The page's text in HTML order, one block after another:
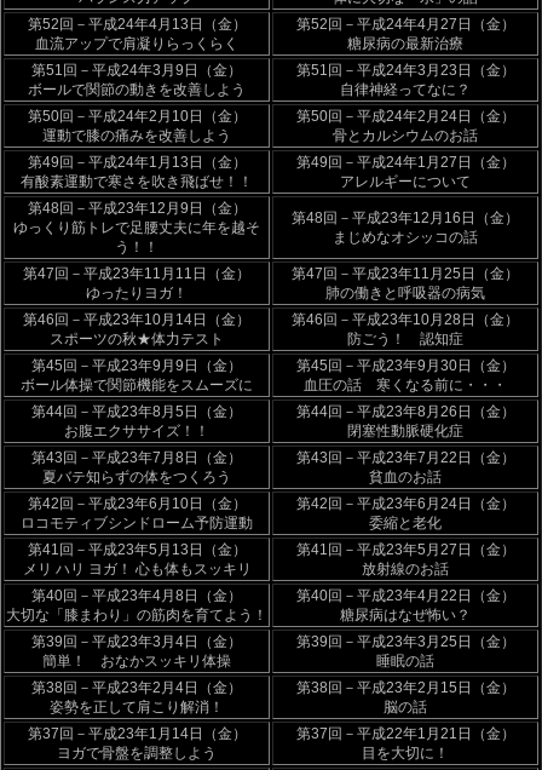
第52回－平成24年4月13日（金）
血流アップで肩凝りらっくらく
第52回－平成24年4月27日（金）
糖尿病の最新治療
第51回－平成24年3月9日（金）
ボールで関節の動きを改善しよう
第51回－平成24年3月23日（金）
自律神経ってなに？
第50回－平成24年2月10日（金）
運動で膝の痛みを改善しよう
第50回－平成24年2月24日（金）
骨とカルシウムのお話
第49回－平成24年1月13日（金）
有酸素運動で寒さを吹き飛ばせ！！
第49回－平成24年1月27日（金）
アレルギーについて
第48回－平成23年12月9日（金）
ゆっくり筋トレで足腰丈夫に年を越そ
う！！
第48回－平成23年12月16日（金）
まじめなオシッコの話
第47回－平成23年11月11日（金）
ゆったりヨガ！
第47回－平成23年11月25日（金）
肺の働きと呼吸器の病気
第46回－平成23年10月14日（金）
スポーツの秋★体力テスト
第46回－平成23年10月28日（金）
防ごう！ 認知症
第45回－平成23年9月9日（金）
ボール体操で関節機能をスムーズに
第45回－平成23年9月30日（金）
血圧の話 寒くなる前に・・・
第44回－平成23年8月5日（金）
お腹エクササイズ！！
第44回－平成23年8月26日（金）
閉塞性動脈硬化症
第43回－平成23年7月8日（金）
夏バテ知らずの体をつくろう
第43回－平成23年7月22日（金）
貧血のお話
第42回－平成23年6月10日（金）
ロコモティブシンドローム予防運動
第42回－平成23年6月24日（金）
委縮と老化
第41回－平成23年5月13日（金）
メリ ハリ ヨガ！ 心も体もスッキリ
第41回－平成23年5月27日（金）
放射線のお話
第40回－平成23年4月8日（金）
大切な「膝まわり」の筋肉を育てよう！
第40回－平成23年4月22日（金）
糖尿病はなぜ怖い？
第39回－平成23年3月4日（金）
簡単！ おなかスッキリ体操
第39回－平成23年3月25日（金）
睡眠の話
第38回－平成23年2月4日（金）
姿勢を正して肩こり解消！
第38回－平成23年2月15日（金）
脳の話
第37回－平成23年1月14日（金）
ヨガで骨盤を調整しよう
第37回－平成22年1月21日（金）
目を大切に！